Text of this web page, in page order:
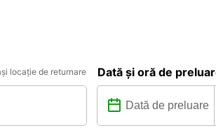
locație de returnare Dată și oră de